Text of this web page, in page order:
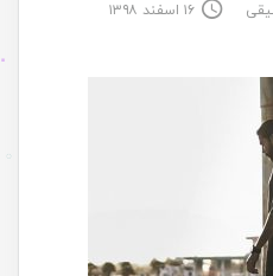
۱۶ اسفند ۱۳۹۸